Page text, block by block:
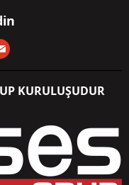
KURULUŞUDUR